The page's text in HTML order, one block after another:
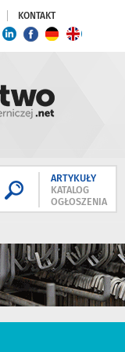
KONTAKT
ARTYKUŁY
KATALOG
OGŁOSZENIA